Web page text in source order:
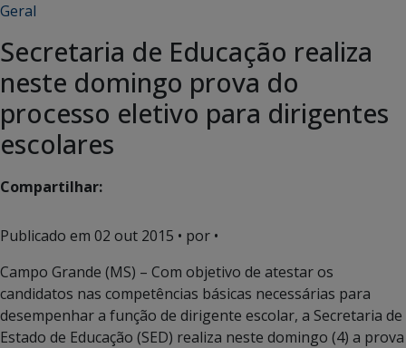
Geral
Secretaria de Educação realiza
neste domingo prova do
processo eletivo para dirigentes
escolares
Compartilhar:
Publicado em 02 out 2015 • por •
Campo Grande (MS) – Com objetivo de atestar os
candidatos nas competências básicas necessárias para
desempenhar a função de dirigente escolar, a Secretaria de
Estado de Educação (SED) realiza neste domingo (4) a prova